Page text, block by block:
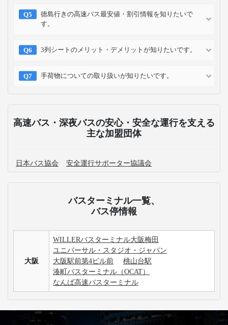
徳島行きの高速バス最安値・割引情報を知りたいで
す。
3列シートのメリット・デメリットが知りたいです。
手荷物についての取り扱いが知りたいです。
高速バス・深夜バスの安心・安全な運行を支える
主な加盟団体
日本バス協会 安全運行サポーター協議会
バスターミナル一覧、
バス停情報
大阪
WILLERバスターミナル大阪梅田
ユニバーサル・スタジオ・ジャパン
大阪駅前第4ビル前
桃山台駅
湊町バスターミナル（OCAT）
なんば高速バスターミナル